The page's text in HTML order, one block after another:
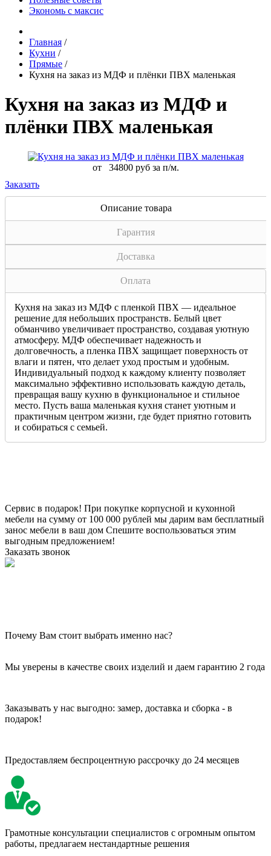
Экономь с максис
Главная /
Кухни /
Прямые /
Кухня на заказ из МДФ и плёнки ПВХ маленькая
Кухня на заказ из МДФ и
плёнки ПВХ маленькая
от
34800 руб за п/м.
Заказать
Описание товара
Гарантия
Доставка
Оплата
Кухня на заказ из МДФ с пленкой ПВХ — идеальное
решение для небольших пространств. Белый цвет
обманчиво увеличивает пространство, создавая уютную
атмосферу. МДФ обеспечивает надежность и
долговечность, а пленка ПВХ защищает поверхность от
влаги и пятен, что делает уход простым и удобным.
Индивидуальный подход к каждому клиенту позволяет
максимально эффективно использовать каждую деталь,
превращая вашу кухню в функциональное и стильное
место. Пусть ваша маленькая кухня станет уютным и
практичным центром жизни, где будет приятно готовить
и собираться с семьей.
Сервис в подарок! При покупке корпусной и кухонной
мебели на сумму от 100 000 рублей мы дарим вам бесплатный
занос мебели в ваш дом Спешите воспользоваться этим
выгодным предложением!
Заказать звонок
Почему Вам стоит выбрать именно нас?
Мы уверены в качестве своих изделий и даем гарантию 2 года
Заказывать у нас выгодно: замер, доставка и сборка - в
подарок!
Предоставляем беспроцентную рассрочку до 24 месяцев
Грамотные консультации специалистов с огромным опытом
работы, предлагаем нестандартные решения